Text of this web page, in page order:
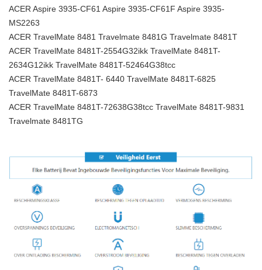
ACER Aspire 3935-CF61 Aspire 3935-CF61F Aspire 3935-
MS2263
ACER TravelMate 8481 Travelmate 8481G Travelmate 8481T
ACER TravelMate 8481T-2554G32ikk TravelMate 8481T-
2634G12ikk TravelMate 8481T-52464G38tcc
ACER TravelMate 8481T- 6440 TravelMate 8481T-6825
TravelMate 8481T-6873
ACER TravelMate 8481T-72638G38tcc TravelMate 8481T-9831
Travelmate 8481TG